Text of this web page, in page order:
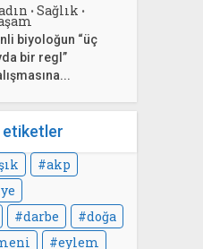
• Sağlık •
biyoloğun “üç
bir regl”
etiketler
akp
darbe
doğa
eylem